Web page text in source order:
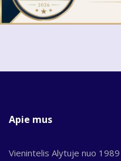
Apie mus
Vienintelis Alytuje nuo